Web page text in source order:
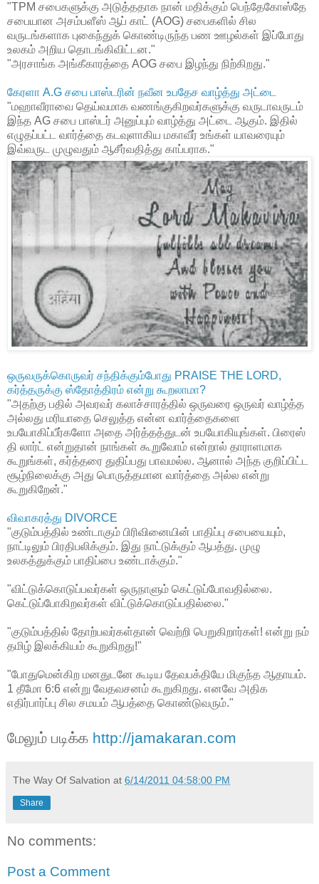
"TPM சபைகளுக்கு அடுத்ததாக நான் மதிக்கும் பெந்தேகோஸ்தே
சபையான அசம்பளீஸ் ஆப் காட் (AOG) சபைகளில் சில
வருடங்களாக புகைந்துக் கொண்டிருந்த பண ஊழல்கள் இப்போது
உலகம் அறிய தொடங்கிவிட்டன."
"அரசாங்க அங்கீகாரத்தை AOG சபை இழந்து நிற்கிறது."
கேரளா A.G சபை பாஸ்டரின் நவீன உபதேச வாழ்த்து அட்டை
"மஹாவீராவை தெய்வமாக வணங்குகிறவர்களுக்கு வருடாவருடம்
இந்த AG சபை பாஸ்டர் அனுப்பும் வாழ்த்து அட்டை ஆகும். இதில்
எழுதப்பட்ட வார்த்தை கடவுளாகிய மகாவீர் உங்கள் யாவரையும்
இவ்வருட முழுவதும் ஆசீர்வதித்து காப்பராக."
ஒருவருக்கொருவர் சந்திக்கும்போது PRAISE THE LORD,
கர்த்தருக்கு ஸ்தோத்திரம் என்று கூறலாமா?
"அதற்கு பதில் அவரவர் கலாச்சாரத்தில் ஒருவரை ஒருவர் வாழ்த்த
அல்லது மரியாதை செலுத்த என்ன வார்த்தைகளை
உபயோகிப்பீர்களோ அதை அர்த்தத்துடன் உபயோகியுங்கள். பிரைஸ்
தி லார்ட் என்றுதான் நாங்கள் கூறுவோம் என்றால் தாராளமாக
கூறுங்கள், கர்த்தரை துதிப்பது பாவமல்ல. ஆனால் அந்த குறிப்பிட்ட
சூழ்நிலைக்கு அது பொருத்தமான வார்த்தை அல்ல என்று
கூறுகிறேன்."
விவாகரத்து DIVORCE
"குடும்பத்தில் உண்டாகும் பிரிவினையின் பாதிப்பு சபையையும்,
நாட்டிலும் பிரதிபலிக்கும். இது நாட்டுக்கும் ஆபத்து. முழு
உலகத்துக்கும் பாதிப்பை உண்டாக்கும்."
"விட்டுக்கொடுப்பவர்கள் ஒருநாளும் கெட்டுப்போவதில்லை.
கெட்டுப்போகிறவர்கள் விட்டுக்கொடுப்பதில்லை."
"குடும்பத்தில் தோற்பவர்கள்தான் வெற்றி பெறுகிறார்கள்! என்று நம்
தமிழ் இலக்கியம் கூறுகிறது!"
"போதுமென்கிற மனதுடனே கூடிய தேவபக்தியே மிகுந்த ஆதாயம்.
1 தீமோ 6:6 என்று வேதவசனம் கூறுகிறது. எனவே அதிக
எதிர்பார்ப்பு சில சமயம் ஆபத்தை கொண்டுவரும்."
மேலும் படிக்க http://jamakaran.com
The Way Of Salvation at 6/14/2011 04:58:00 PM
Share
No comments:
Post a Comment